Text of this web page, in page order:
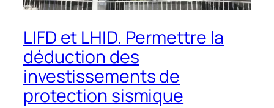
LIFD et LHID. Permettre la
déduction des
investissements de
protection sismique